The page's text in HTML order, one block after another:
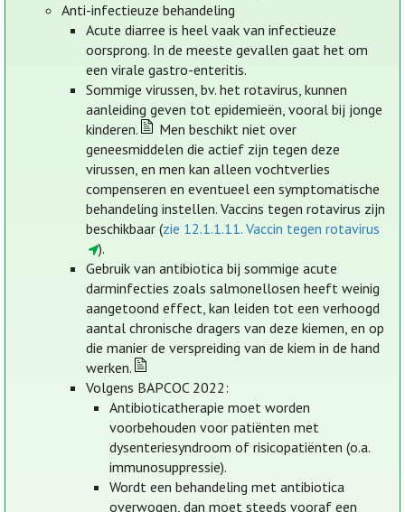
Anti-infectieuze behandeling
Acute diarree is heel vaak van infectieuze
oorsprong. In de meeste gevallen gaat het om
een virale gastro-enteritis.
Sommige virussen, bv. het rotavirus, kunnen
aanleiding geven tot epidemieën, vooral bij jonge
kinderen.
Men beschikt niet over
geneesmiddelen die actief zijn tegen deze
virussen, en men kan alleen vochtverlies
compenseren en eventueel een symptomatische
behandeling instellen. Vaccins tegen rotavirus zijn
beschikbaar (zie 12.1.1.11. Vaccin tegen rotavirus
).
Gebruik van antibiotica bij sommige acute
darminfecties zoals salmonellosen heeft weinig
aangetoond effect, kan leiden tot een verhoogd
aantal chronische dragers van deze kiemen, en op
die manier de verspreiding van de kiem in de hand
werken.
Volgens BAPCOC 2022:
Antibioticatherapie moet worden
voorbehouden voor patiënten met
dysenteriesyndroom of risicopatiënten (o.a.
immunosuppressie).
Wordt een behandeling met antibiotica
overwogen, dan moet steeds vooraf een